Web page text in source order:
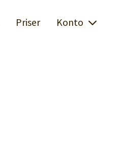
Priser Konto